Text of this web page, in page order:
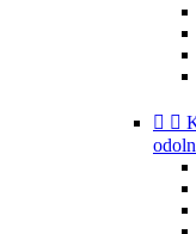
 